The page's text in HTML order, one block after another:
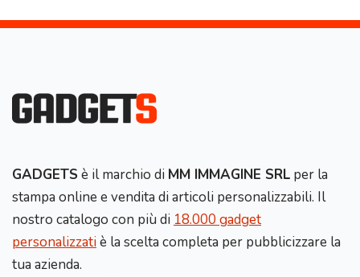
GADGETS è il marchio di MM IMMAGINE SRL per la
stampa online e vendita di articoli personalizzabili. Il
nostro catalogo con più di 18.000 gadget
personalizzatiè la scelta completa per pubblicizzare la
tua azienda.